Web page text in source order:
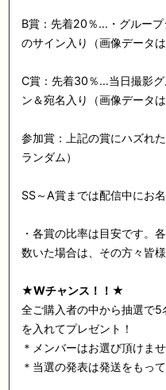
B賞：先着20％…・グルー
のサイン入り（画像データは
C賞：先着30％…当日撮影
ン＆宛名入り（画像データは
参加賞：上記の賞にハズれ
ランダム）
SS～A賞までは配信中にお
・各賞の比率は目安です。
数いた場合は、その方々皆
★Wチャンス！！★
全ご購入者の中から抽選で
を入れてプレゼント！
＊メンバーはお選び頂けませ
＊当選の発表は発送をもっ